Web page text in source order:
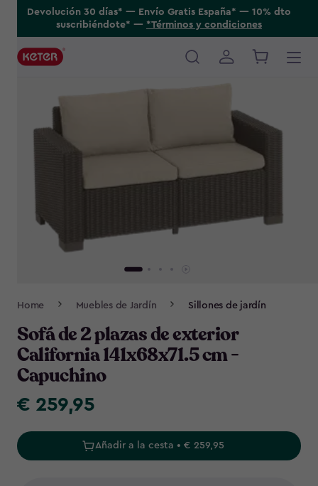
Devolución 30 días* ---- Envío Gratis España* ---- 10% dto
suscribiéndote* ---- *Términos y condiciones
Main
Home Muebles de Jardín Sillones de jardín
Sofá de 2 plazas de exterior
California 141x68x71.5 cm -
Capuchino
€
€ 259,95
Añadir a la cesta • € 259,95